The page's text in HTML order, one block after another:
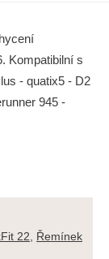
Kompatibilní s
- quatix5 - D2
945 -
22
Řemínek